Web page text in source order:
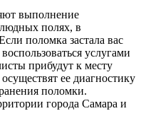
выполнение
полях, в
поломка застала вас
услугами
прибудут к месту
ее диагностику
поломки.
города Самара и